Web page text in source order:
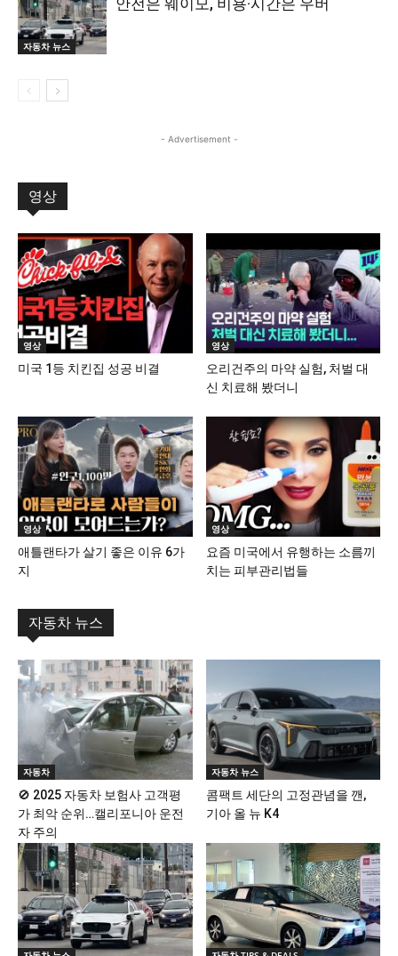
자동차 뉴스
- Advertisement -
영상
영상
미국 1등 치킨집 성공 비결
영상
오리건주의 마약 실험, 처벌 대
신 치료해 봤더니
영상
애틀랜타가 살기 좋은 이유 6가
지
영상
요즘 미국에서 유행하는 소름끼
치는 피부관리법들
자동차 뉴스
자동차
🚫 2025 자동차 보험사 고객평
가 최악 순위…캘리포니아 운전
자 주의
자동차 뉴스
콤팩트 세단의 고정관념을 깬,
기아 올 뉴 K4